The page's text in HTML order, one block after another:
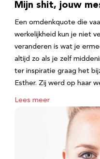
Mijn shit, jouw
Een omdenkquote die
werkelijkheid kun je niet
veranderen is wat je
altijd zo als je zelf
ter inspiratie graag het
Esther. Zij werd op haar
Lees meer